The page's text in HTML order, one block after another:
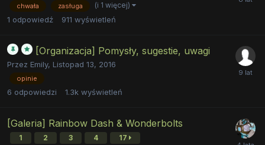
chwała zasługa (i 1 więcej)
1 odpowiedź 911 wyświetleń
[Organizacja] Pomysły, sugestie, uwagi
Przez Emily, Listopad 13, 2016
opinie
6 odpowiedzi 1.3k wyświetleń
[Galeria] Rainbow Dash & Wonderbolts
1 2 3 4 17